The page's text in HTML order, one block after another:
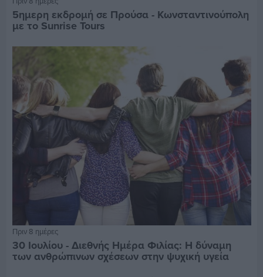
5ημερη εκδρομή σε Προύσα - Κωνσταντινούπολη
με το Sunrise Tours
Πριν 8 ημέρες
30 Ιουλίου - Διεθνής Ημέρα Φιλίας: Η δύναμη
των ανθρώπινων σχέσεων στην ψυχική υγεία